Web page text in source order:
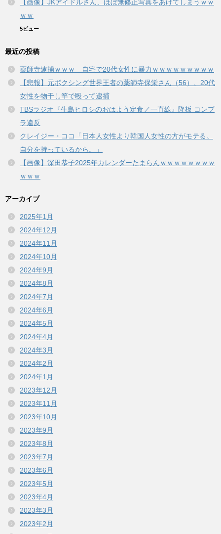
【画像】JKアイドルさん、ほぼ無修正写真をあげてしまうｗｗ
ｗｗ
5ビュー
最近の投稿
薬師寺逮捕ｗｗｗ 自宅で20代女性に暴力ｗｗｗｗｗｗｗｗｗ
【悲報】元ボクシング世界王者の薬師寺保栄さん（56）、20代
女性を物干し竿で殴って逮捕
TBSラジオ『生島ヒロシのおはよう定食／一直線』降板 コンプ
ラ違反
クレイジー・ココ「日本人女性より韓国人女性の方がモテる。
自分を持っているから。」
【画像】深田恭子2025年カレンダーたまらんｗｗｗｗｗｗｗｗ
ｗｗｗ
アーカイブ
2025年1月
2024年12月
2024年11月
2024年10月
2024年9月
2024年8月
2024年7月
2024年6月
2024年5月
2024年4月
2024年3月
2024年2月
2024年1月
2023年12月
2023年11月
2023年10月
2023年9月
2023年8月
2023年7月
2023年6月
2023年5月
2023年4月
2023年3月
2023年2月